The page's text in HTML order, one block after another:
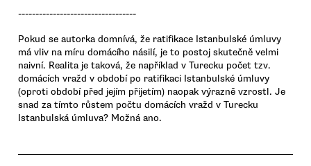
----------------------------------
Pokud se autorka domnívá, že ratifikace Istanbulské úmluvy
má vliv na míru domácího násilí, je to postoj skutečně velmi
naivní. Realita je taková, že například v Turecku počet tzv.
domácích vražd v období po ratifikaci Istanbulské úmluvy
(oproti období před jejím přijetím) naopak výrazně vzrostl. Je
snad za tímto růstem počtu domácích vražd v Turecku
Istanbulská úmluva? Možná ano.